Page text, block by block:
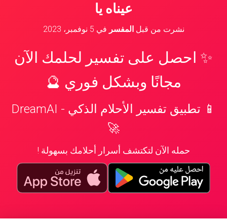
عيناه يا
نشرت من قبلالمفسر في 5 نوفمبر، 2023
✨ احصل على تفسير لحلمك الآن
مجانًا وبشكل فوري 🔮
📱 تطبيق تفسير الأحلام الذكي - DreamAI
🚀
حمله الآن لتكتشف أسرار أحلامك بسهولة !